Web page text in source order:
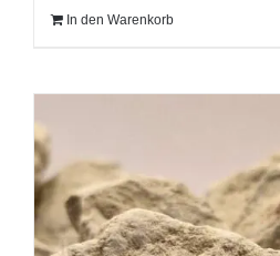
In den Warenkorb